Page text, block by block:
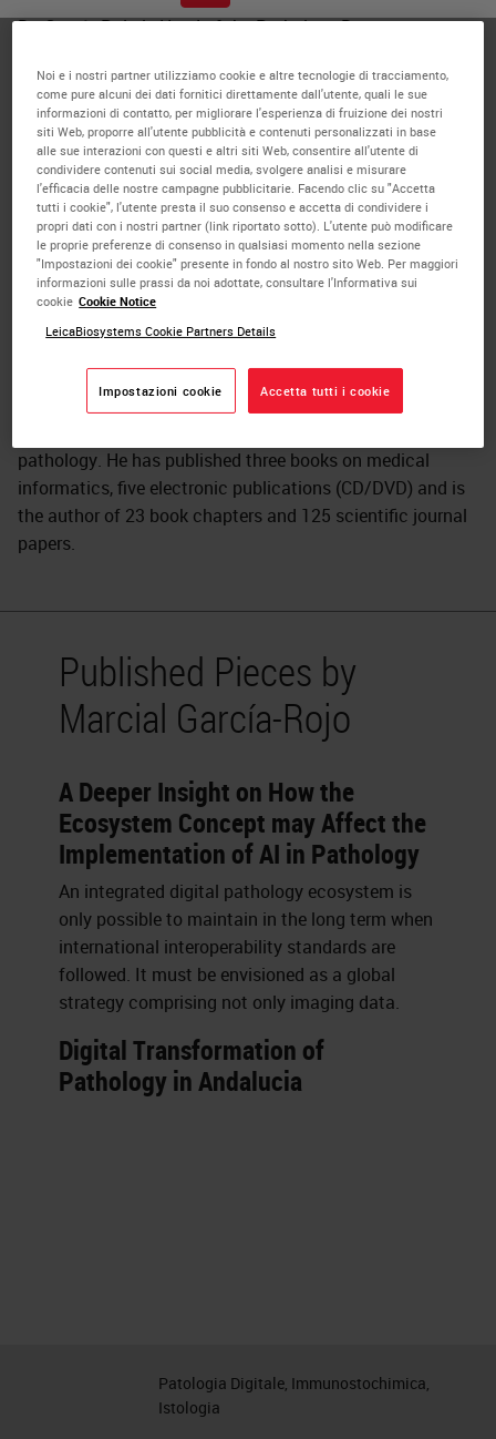
Dr. García-Rojo is Head of the Pathology Department at
He is the Past-President of the European Society of Digital
and Integrative Pathology, and past-President of the Ibero-
American Association for Telemedicine and Telehealth
(IATT).
Dr. García-Rojo Is the former chair of the European project
EURO-TELEPATH, Anatomic Telepathology Network,
Action IC0604 of the European Cooperation in the field of
Scientific and Technical Research (COST).
He received his PhD from Universidad Autónoma, Madrid.
Dr. García-Rojo’s main research areas are medical
pathology. He has published three books on medical
informatics, five electronic publications (CD/DVD) and is
the author of 23 book chapters and 125 scientific journal
papers.
Published Pieces by
Marcial García-Rojo
A Deeper Insight on How the
Ecosystem Concept may Affect the
Implementation of AI in Pathology
An integrated digital pathology ecosystem is
only possible to maintain in the long term when
international interoperability standards are
followed. It must be envisioned as a global
strategy comprising not only imaging data.
Digital Transformation of
Pathology in Andalucia
Patologia Digitale, Immunostochimica,
Istologia
Noi e i nostri partner utilizziamo cookie e altre tecnologie di tracciamento,
come pure alcuni dei dati fornitici direttamente dall'utente, quali le sue
informazioni di contatto, per migliorare l'esperienza di fruizione dei nostri
siti Web, proporre all'utente pubblicità e contenuti personalizzati in base
alle sue interazioni con questi e altri siti Web, consentire all'utente di
condividere contenuti sui social media, svolgere analisi e misurare
l'efficacia delle nostre campagne pubblicitarie. Facendo clic su "Accetta
tutti i cookie", l'utente presta il suo consenso e accetta di condividere i
propri dati con i nostri partner (link riportato sotto). L'utente può modificare
le proprie preferenze di consenso in qualsiasi momento nella sezione
"Impostazioni dei cookie" presente in fondo al nostro sito Web. Per maggiori
informazioni sulle prassi da noi adottate, consultare l'Informativa sui
cookie Cookie Notice
LeicaBiosystems Cookie Partners Details
Impostazioni cookie Accetta tutti i cookie